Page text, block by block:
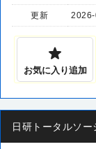
更新
お気に入り追加
日研トータルソ